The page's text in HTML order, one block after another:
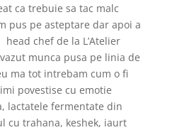
ca trebuie sa tac malc
pus pe asteptare dar apoi a
head chef de la L’Atelier
munca pusa pe linia de
ma tot intrebam cum o fi
povestise cu emotie
lactatele fermentate din
cu trahana, keshek, iaurt